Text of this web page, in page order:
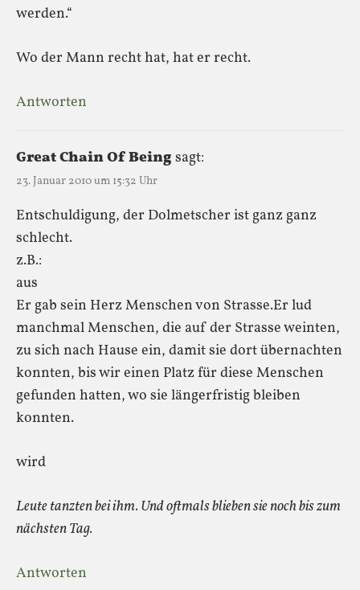
werden.“
Wo der Mann recht hat, hat er recht.
Antworten
Great Chain Of Beingsagt:
23. Januar 2010 um 15:32 Uhr
Entschuldigung, der Dolmetscher ist ganz ganz
schlecht.
z.B.:
aus
Er gab sein Herz Menschen von Strasse.Er lud
manchmal Menschen, die auf der Strasse weinten,
zu sich nach Hause ein, damit sie dort übernachten
konnten, bis wir einen Platz für diese Menschen
gefunden hatten, wo sie längerfristig bleiben
konnten.
wird
Leute tanzten bei ihm. Und oftmals blieben sie noch bis zum
nächsten Tag.
Antworten